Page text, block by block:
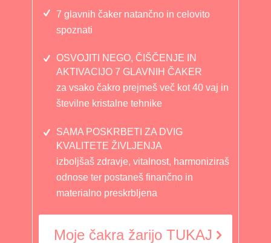
7 glavnih čaker natančno in celovito
spoznati
OSVOJITI NEGO, ČIŠČENJE IN
AKTIVACIJO 7 GLAVNIH ČAKER
za vsako čakro prejmeš več kot 40 vaj in
številne kristalne tehnike
SAMA POSKRBETI ZA DVIG
KVALITETE ŽIVLJENJA
izboljšaš zdravje, vitalnost, harmoniziraš
odnose ter postaneš finančno in
materialno preskrbljena
Moje čakra žarijo TUKAJ